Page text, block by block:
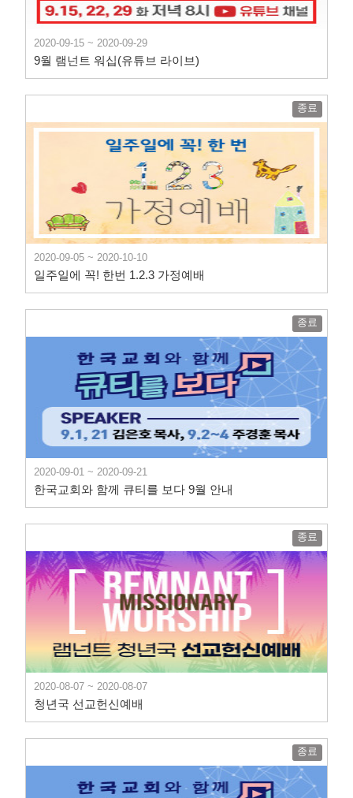
2020-09-15 ~ 2020-09-29
9월 램넌트 워십(유튜브 라이브)
종료
2020-09-05 ~ 2020-10-10
일주일에 꼭! 한번 1.2.3 가정예배
종료
2020-09-01 ~ 2020-09-21
한국교회와 함께 큐티를 보다 9월 안내
종료
2020-08-07 ~ 2020-08-07
청년국 선교헌신예배
종료